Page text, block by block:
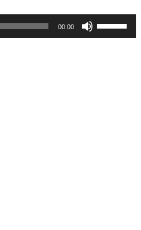
00:00
les
flèches